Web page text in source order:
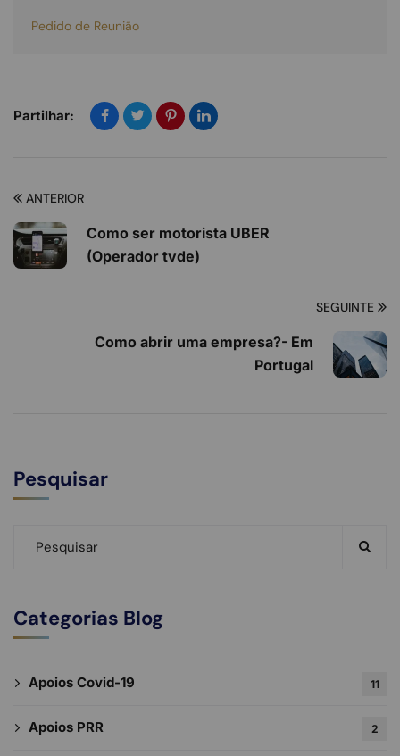
Pedido de Reunião
Partilhar:
ANTERIOR
Como ser motorista UBER
(Operador tvde)
SEGUINTE
Como abrir uma empresa?- Em
Portugal
Pesquisar
Categorias Blog
Apoios Covid-19 11
Apoios PRR 2